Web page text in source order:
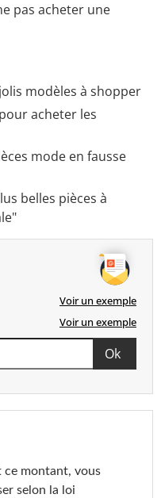
pas acheter une
modèles à shopper
acheter les
mode en fausse
belles pièces à
Voir un exemple
Voir un exemple
ce montant, vous
selon la loi